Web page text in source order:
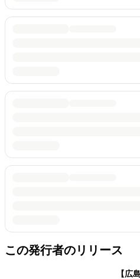
この発行者のリリース
【広